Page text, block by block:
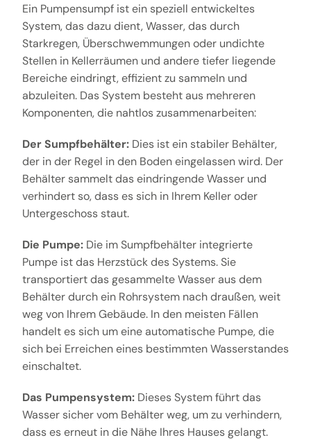
Ein Pumpensumpf ist ein speziell entwickeltes
System, das dazu dient, Wasser, das durch
Starkregen, Überschwemmungen oder undichte
Stellen in Kellerräumen und andere tiefer liegende
Bereiche eindringt, effizient zu sammeln und
abzuleiten. Das System besteht aus mehreren
Komponenten, die nahtlos zusammenarbeiten:
Der Sumpfbehälter:Dies ist ein stabiler Behälter,
der in der Regel in den Boden eingelassen wird. Der
Behälter sammelt das eindringende Wasser und
verhindert so, dass es sich in Ihrem Keller oder
Untergeschoss staut.
Die Pumpe:Die im Sumpfbehälter integrierte
Pumpe ist das Herzstück des Systems. Sie
transportiert das gesammelte Wasser aus dem
Behälter durch ein Rohrsystem nach draußen, weit
weg von Ihrem Gebäude. In den meisten Fällen
handelt es sich um eine automatische Pumpe, die
sich bei Erreichen eines bestimmten Wasserstandes
einschaltet.
Das Pumpensystem:Dieses System führt das
Wasser sicher vom Behälter weg, um zu verhindern,
dass es erneut in die Nähe Ihres Hauses gelangt.